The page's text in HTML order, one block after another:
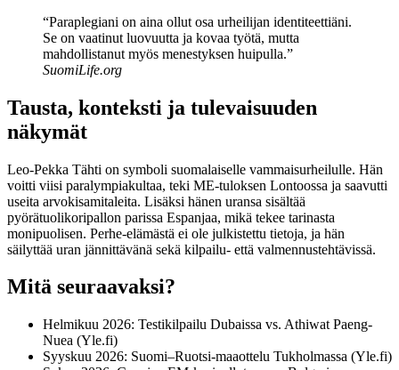
“Paraplegiani on aina ollut osa urheilijan identiteettiäni.
Se on vaatinut luovuutta ja kovaa työtä, mutta
mahdollistanut myös menestyksen huipulla.”
SuomiLife.org
Tausta, konteksti ja tulevaisuuden
näkymät
Leo-Pekka Tähti on symboli suomalaiselle vammaisurheilulle. Hän
voitti viisi paralympiakultaa, teki ME-tuloksen Lontoossa ja saavutti
useita arvokisamitaleita. Lisäksi hänen uransa sisältää
pyörätuolikoripallon parissa Espanjaa, mikä tekee tarinasta
monipuolisen. Perhe-elämästä ei ole julkistettu tietoja, ja hän
säilyttää uran jännittävänä sekä kilpailu- että valmennustehtävissä.
Mitä seuraavaksi?
Helmikuu 2026: Testikilpailu Dubaissa vs. Athiwat Paeng-
Nuea (Yle.fi)
Syyskuu 2026: Suomi–Ruotsi-maaottelu Tukholmassa (Yle.fi)